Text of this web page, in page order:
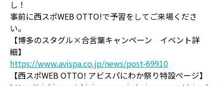
し！
事前に西スポWEB OTTO!で予習をしてご来場くださ
い。
【博多のスタグル×合言葉キャンペーン イベント詳
細】
https://www.avispa.co.jp/news/post-69910
【西スポWEB OTTO! アビスパにわか祭り特設ページ】